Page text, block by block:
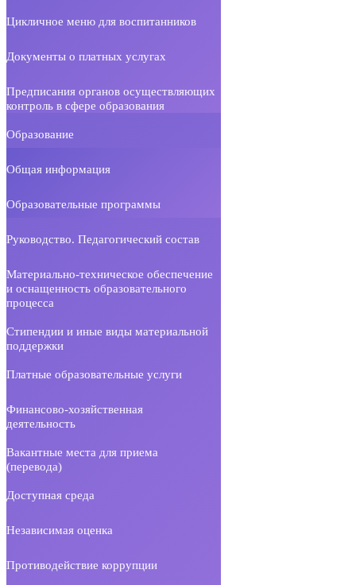
Цикличное меню для воспитанников
Документы о платных услугах
Предписания органов осуществляющих
контроль в сфере образования
Образование
Общая информация
Образовательные программы
Руководство. Педагогический состав
Материально-техническое обеспечение
и оснащенность образовательного
процесса
Стипендии и иные виды материальной
поддержки
Платные образовательные услуги
Финансово-хозяйственная
деятельность
Вакантные места для приема
(перевода)
Доступная среда
Независимая оценка
Противодействие коррупции